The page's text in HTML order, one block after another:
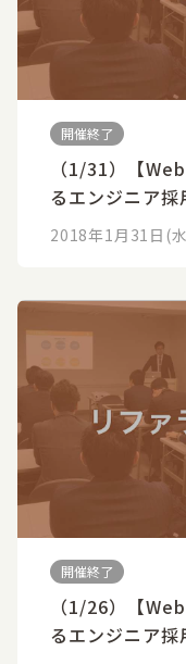
開催終了
（1/31）【
るエンジニア採
2018年1月31日(
開催終了
（1/26）【
るエンジニア採